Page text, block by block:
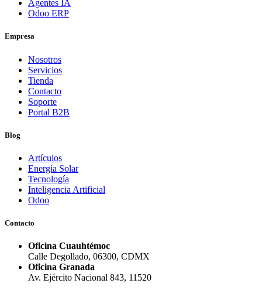
Agentes IA
Odoo ERP
Empresa
Nosotros
Servicios
Tienda
Contacto
Soporte
Portal B2B
Blog
Artículos
Energía Solar
Tecnología
Inteligencia Artificial
Odoo
Contacto
Oficina Cuauhtémoc
Calle Degollado, 06300, CDMX
Oficina Granada
Av. Ejército Nacional 843, 11520